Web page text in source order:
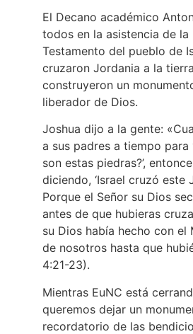
El Decano académico
todos en la asistencia de
Testamento del pueblo de
cruzaron Jordania a la
construyeron un
liberador de Dios.
Joshua dijo a la gente:
a sus padres a tiempo para
son estas piedras?’,
diciendo, ‘Israel cruzó este
Porque el Señor su Dios
antes de que hubieras
su Dios había hecho con el
de nosotros hasta que
4:21-23).
Mientras EuNC está
queremos dejar un
recordatorio de las